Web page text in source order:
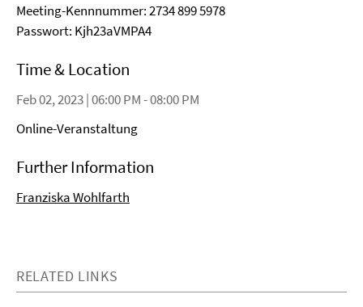
Meeting-Kennnummer: 2734 899 5978
Passwort: Kjh23aVMPA4
Time & Location
Feb 02, 2023 | 06:00 PM - 08:00 PM
Online-Veranstaltung
Further Information
Franziska Wohlfarth
RELATED LINKS